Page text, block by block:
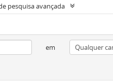
pesquisa avançada
em